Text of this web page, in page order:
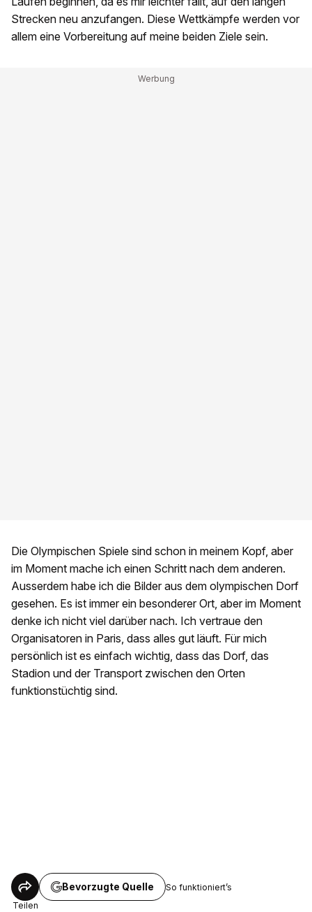
Strecken neu anzufangen. Diese Wettkämpfe werden vor
allem eine Vorbereitung auf meine beiden Ziele sein.
Die Olympischen Spiele sind schon in meinem Kopf, aber
im Moment mache ich einen Schritt nach dem anderen.
Ausserdem habe ich die Bilder aus dem olympischen Dorf
gesehen. Es ist immer ein besonderer Ort, aber im Moment
denke ich nicht viel darüber nach. Ich vertraue den
Organisatoren in Paris, dass alles gut läuft. Für mich
persönlich ist es einfach wichtig, dass das Dorf, das
Stadion und der Transport zwischen den Orten
funktionstüchtig sind.
Teilen
Bevorzugte Quelle So funktioniert’s